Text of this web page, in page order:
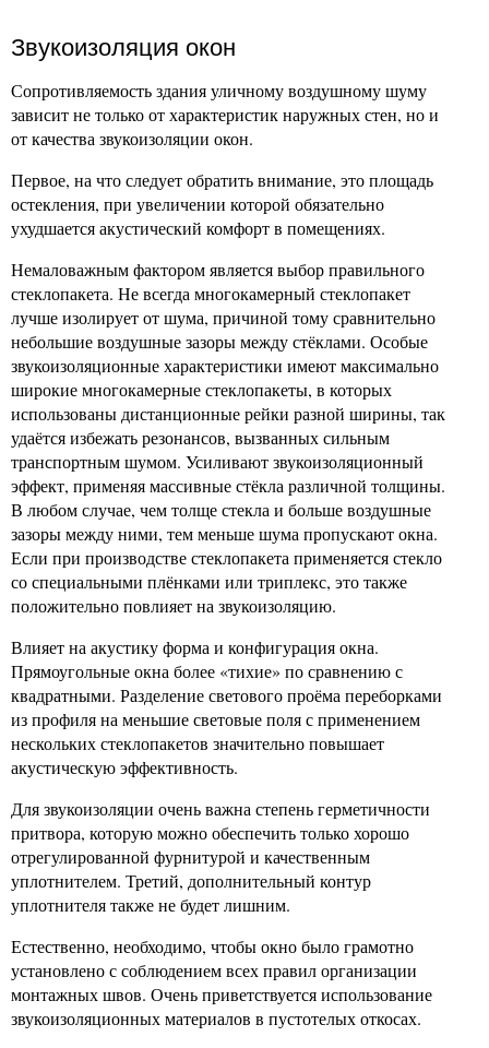
Звукоизоляция окон
Сопротивляемость здания уличному воздушному шуму
зависит не только от характеристик наружных стен, но и
от качества звукоизоляции окон.
Первое, на что следует обратить внимание, это площадь
остекления, при увеличении которой обязательно
ухудшается акустический комфорт в помещениях.
Немаловажным фактором является выбор правильного
стеклопакета. Не всегда многокамерный стеклопакет
лучше изолирует от шума, причиной тому сравнительно
небольшие воздушные зазоры между стёклами. Особые
звукоизоляционные характеристики имеют максимально
широкие многокамерные стеклопакеты, в которых
использованы дистанционные рейки разной ширины, так
удаётся избежать резонансов, вызванных сильным
транспортным шумом. Усиливают звукоизоляционный
эффект, применяя массивные стёкла различной толщины.
В любом случае, чем толще стекла и больше воздушные
зазоры между ними, тем меньше шума пропускают окна.
Если при производстве стеклопакета применяется стекло
со специальными плёнками или триплекс, это также
положительно повлияет на звукоизоляцию.
Влияет на акустику форма и конфигурация окна.
Прямоугольные окна более «тихие» по сравнению с
квадратными. Разделение светового проёма переборками
из профиля на меньшие световые поля с применением
нескольких стеклопакетов значительно повышает
акустическую эффективность.
Для звукоизоляции очень важна степень герметичности
притвора, которую можно обеспечить только хорошо
отрегулированной фурнитурой и качественным
уплотнителем. Третий, дополнительный контур
уплотнителя также не будет лишним.
Естественно, необходимо, чтобы окно было грамотно
установлено с соблюдением всех правил организации
монтажных швов. Очень приветствуется использование
звукоизоляционных материалов в пустотелых откосах.